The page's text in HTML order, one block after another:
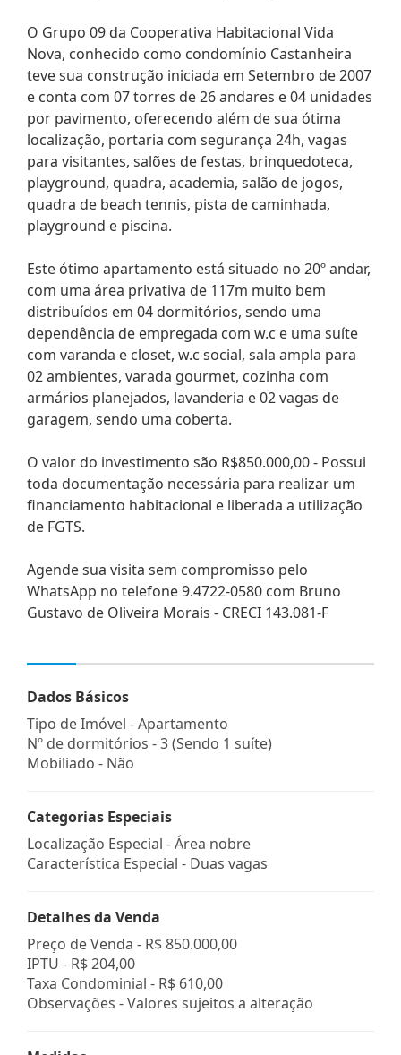
O Grupo 09 da Cooperativa Habitacional Vida
Nova, conhecido como condomínio Castanheira
teve sua construção iniciada em Setembro de 2007
e conta com 07 torres de 26 andares e 04 unidades
por pavimento, oferecendo além de sua ótima
localização, portaria com segurança 24h, vagas
para visitantes, salões de festas, brinquedoteca,
playground, quadra, academia, salão de jogos,
quadra de beach tennis, pista de caminhada,
playground e piscina.
Este ótimo apartamento está situado no 20º andar,
com uma área privativa de 117m muito bem
distribuídos em 04 dormitórios, sendo uma
dependência de empregada com w.c e uma suíte
com varanda e closet, w.c social, sala ampla para
02 ambientes, varada gourmet, cozinha com
armários planejados, lavanderia e 02 vagas de
garagem, sendo uma coberta.
O valor do investimento são R$850.000,00 - Possui
toda documentação necessária para realizar um
financiamento habitacional e liberada a utilização
de FGTS.
Agende sua visita sem compromisso pelo
WhatsApp no telefone 9.4722-0580 com Bruno
Gustavo de Oliveira Morais - CRECI 143.081-F
Dados Básicos
Tipo de Imóvel - Apartamento
Nº de dormitórios - 3 (Sendo 1 suíte)
Mobiliado - Não
Categorias Especiais
Localização Especial - Área nobre
Característica Especial - Duas vagas
Detalhes da Venda
Preço de Venda - R$ 850.000,00
IPTU - R$ 204,00
Taxa Condominial - R$ 610,00
Observações - Valores sujeitos a alteração